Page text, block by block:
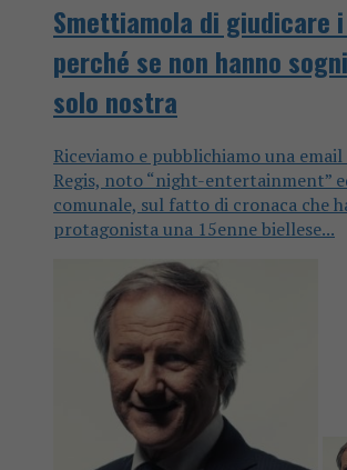
Smettiamola di giudicare
perché se non hanno
solo nostra
Riceviamo e pubblichiamo una
Regis, noto “night-entertainment”
comunale, sul fatto di cronaca che
protagonista una 15enne biellese...